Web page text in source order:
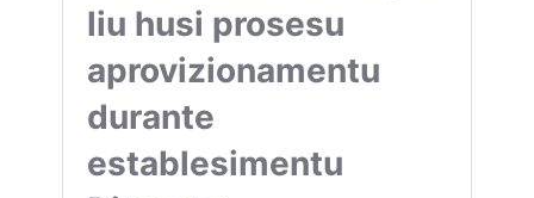
liu husi prosesu
aprovizionamentu
durante
establesimentu